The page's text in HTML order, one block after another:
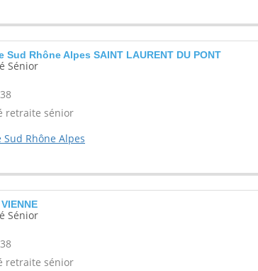
Sud Rhône Alpes SAINT LAURENT DU PONT
Sénior
retraite sénior
Rhône Alpes
Sénior
retraite sénior